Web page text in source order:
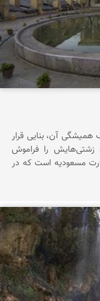
همیشگی آن، بنایی قرار
زشتی‌هایش را فراموش
مسعودیه است که در